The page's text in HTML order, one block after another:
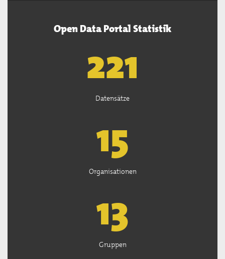
Open Data Portal Statistik
222
Datensätze
15
Organisationen
13
Gruppen